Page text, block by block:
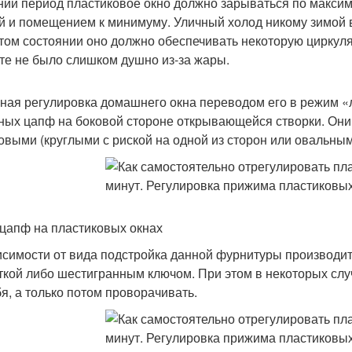
и помещением к минимуму. Уличный холод никому
состоянии оно должно обеспечивать некоторую
не было слишком душно из-за жары.
регулировка домашнего окна переводом его в режим
цапф на боковой стороне открывающейся створки.
(круглыми с риской на одной из сторон или
на пластиковых окнах
от вида подстройка данной фурнитуры
либо шестигранным ключом. При этом в некоторых
а только потом проворачивать.